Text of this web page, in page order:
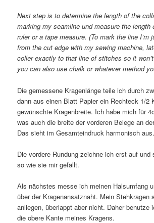
Next step is to determine the length of the
marking my seamline und measure the
ruler or a tape measure. (To mark the line I’m
from the cut edge with my sewing machine,
coller exactly to that line of stitches so it
you can also use chalk or whatever method
Die gemessene Kragenlänge teile ich durch
dann aus einen Blatt Papier ein Rechteck 1/2
gewünschte Kragenbreite. Ich habe mich für
was auch die breite der vorderen Belege an
Das sieht im Gesamteindruck harmonisch aus.
Die vordere Rundung zeichne ich erst auf und
so wie sie mir gefällt.
Als nächstes messe ich meinen Halsumfang
über der Kragenansatznaht. Mein Stehkragen
anliegen, überlappt aber nicht. Daher benutze
die obere Kante meines Kragens.